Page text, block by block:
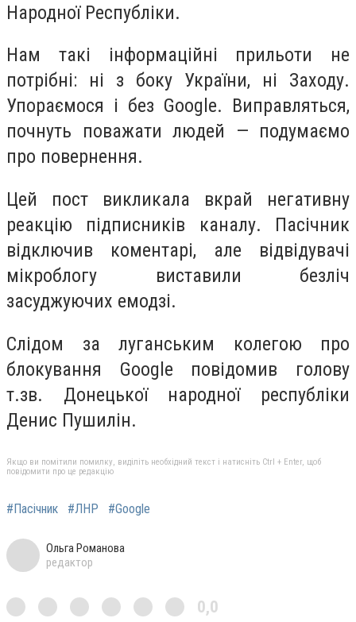
Народної Республіки.
Нам такі інформаційні прильоти не
потрібні: ні з боку України, ні Заходу.
Упораємося і без Google. Виправляться,
почнуть поважати людей — подумаємо
про повернення.
Цей пост викликала вкрай негативну
реакцію підписників каналу. Пасічник
відключив коментарі, але відвідувачі
мікроблогу виставили безліч
засуджуючих емодзі.
Слідом за луганським колегою про
блокування Google повідомив голову
т.зв. Донецької народної республіки
Денис Пушилін.
Якщо ви помітили помилку, виділіть необхідний текст і натисніть Ctrl + Enter, щоб
повідомити про це редакцію
#Пасічник #ЛНР #Google
Ольга Романова
редактор
0,0